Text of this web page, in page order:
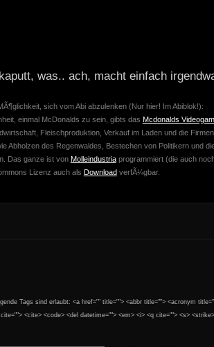
was.. ach, macht einfach
sich vom Abi abzulenken (Nur hier! Im Abiblok!):
einmal McDonalds zu sein, gibts das Mcdonalds
Fleischproduktion, Verkauf im Laden und die
Abholzen des Regenwaldes, Bestechen von Politikern und
Das ganze ist von Molleindustriaprogrammiert (die auch
Lizenz auch als DownloadverfÃ¼gbar.
Tags sind erlaubt: <a href="" title=""> <abbr title=""> <acronym
<cite> <code> <del datetime=""> <em> <i> <q cite=""> <s> <strike>